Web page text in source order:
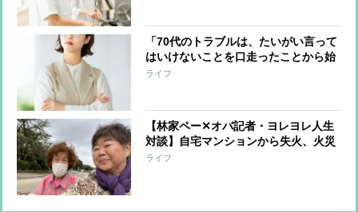
「70代のトラブルは、たいがい言って
はいけないことを口走ったことから始
まっている」オバ記者（69）は“老年
ライフ
【林家ペー✕オバ記者・ヨレヨレ人生
対談】自宅マンションから失火、火災
保険に入っておらず周辺住宅への補償
ライフ